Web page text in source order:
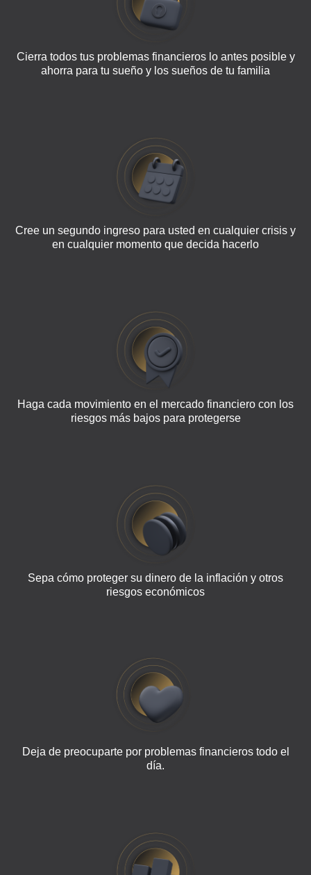
Cierra todos tus problemas financieros lo antes posible y
ahorra para tu sueño y los sueños de tu familia
Cree un segundo ingreso para usted en cualquier crisis y
en cualquier momento que decida hacerlo
Haga cada movimiento en el mercado financiero con los
riesgos más bajos para protegerse
Sepa cómo proteger su dinero de la inflación y otros
riesgos económicos
Deja de preocuparte por problemas financieros todo el
día.